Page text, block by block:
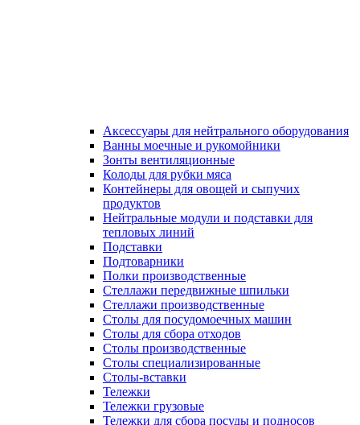
Аксессуары для нейтрального оборудования
Ванны моечные и рукомойники
Зонты вентиляционные
Колоды для рубки мяса
Контейнеры для овощей и сыпучих
продуктов
Нейтральные модули и подставки для
тепловых линий
Подставки
Подтоварники
Полки производственные
Стеллажи передвижные шпильки
Стеллажи производственные
Столы для посудомоечных машин
Столы для сбора отходов
Столы производственные
Столы специализированные
Столы-вставки
Тележки
Тележки грузовые
Тележки для сбора посуды и подносов